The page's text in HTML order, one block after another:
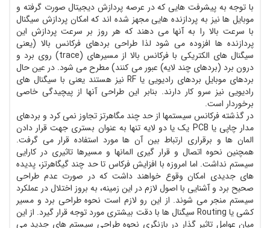
با توجه به پیشرفت هایی که در عرصه پردازش دیجیتال صورت گرفته و
موبایل ها نیز به پردازنده هایی مجهز شده اند که امکان پردازش سیگنال
با سرعت بالا را به آنها می دهند که هر روز بر سرعت پردازش این
پردازنده ها افزوده می شود لذا طراحی بردهای فرکانس بالا (یعنی
سیگنال های الکتریکی با فرکانس بالا از مسیرهای (trace) روی برد و
درون برد (بردهای چند لایه) عبور می کنند) مطرح می شود. در عین حال
بردهای موبایل بردهای رادیویی یا RF نیز هستند یعنی با سیگنال های
رادیویی نیز سرو کار دارند. بنابر این طراحی آنها از پیچیدگی خاصی
برخوردار است.
در گذشته فرکانس سیستمها از حد چند مگاهرتز تجاوز نمی کرد و بردهای
مدار چاپی یا PCB یک یا دو لایه تنها به عنوان بستری جهت قرار دادن
المان ها و برقراری ارتباط بین آن ها مورد استفاده قرار می گرفت.
همچنین نحوه اتصال و قرار گیری المانها و مسیرها تاثیری در کارایی
سیستم نداشت. اما امروزه با افزایش فرکاس تا حد چند گیگاهرتز، پدیده
های جدیدی امکان وقوع خواهند داشت که در صورت عدم طراحی
صحیح برد و آشنایی با اصول لازم در این زمینه، به بروز اختلال در عملکرد
سیستم منجر می شوند. از این رو لازم است نحوه طراحی برد و مسیر
کشی یا Routing سیگنال ها با دقت بیشتری مورد توجه قرار گیرد. از این
میان عوامل تاثیر گذار در بازنگری نحوه طراحی سیستم های جدید می